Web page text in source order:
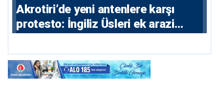
⁠Akrotiri’de yeni antenlere karşı
protesto: İngiliz Üsleri ek arazi